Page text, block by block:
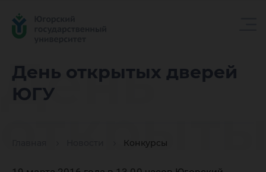
День открытых дверей
ЮГУ
Конкурсы
День